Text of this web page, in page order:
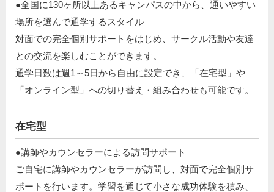
●全国に130ヶ所以上あるキャンパスの中から、通いやすい
場所を選んで通学するスタイル​
対面での完全個別サポートをはじめ、サークル活動や友達
との交流を楽しむことができます。​
通学日数は週1～5日から自由に設定でき、「在宅型」や
「オンライン型」への切り替え・組み合わせも可能です。​​
在宅型
●講師やカウンセラーによる訪問サポート​
​ ご自宅に講師やカウンセラーが訪問し、対面で完全個別サ
ポートを行います。学習を通じて小さな成功体験を積み、